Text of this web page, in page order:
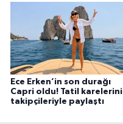
Ece Erken’in son durağı
Capri oldu! Tatil karelerini
takipçileriyle paylaştı